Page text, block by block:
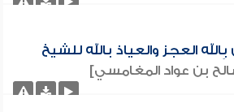
العجز والعياذ بالله للشيخ
بن عواد المغامسي]